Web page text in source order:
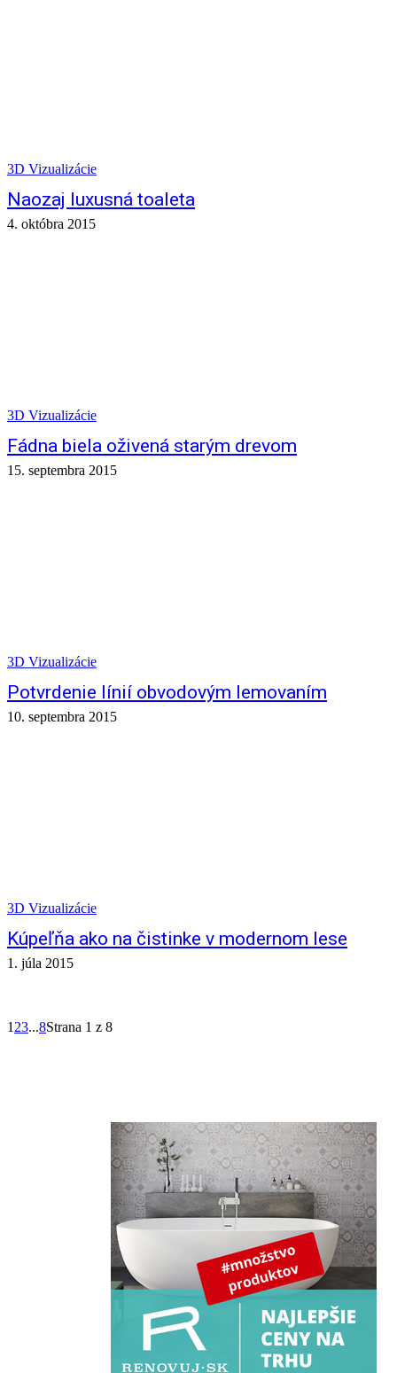
3D Vizualizácie
Naozaj luxusná toaleta
4. októbra 2015
3D Vizualizácie
Fádna biela oživená starým drevom
15. septembra 2015
3D Vizualizácie
Potvrdenie línií obvodovým lemovaním
10. septembra 2015
3D Vizualizácie
Kúpeľňa ako na čistinke v modernom lese
1. júla 2015
1 23...8Strana 1 z 8